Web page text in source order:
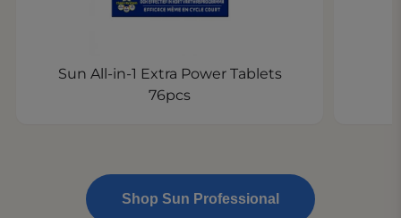
Sun All-in-1 Extra Power Tablets
76pcs
Shop Sun Professional